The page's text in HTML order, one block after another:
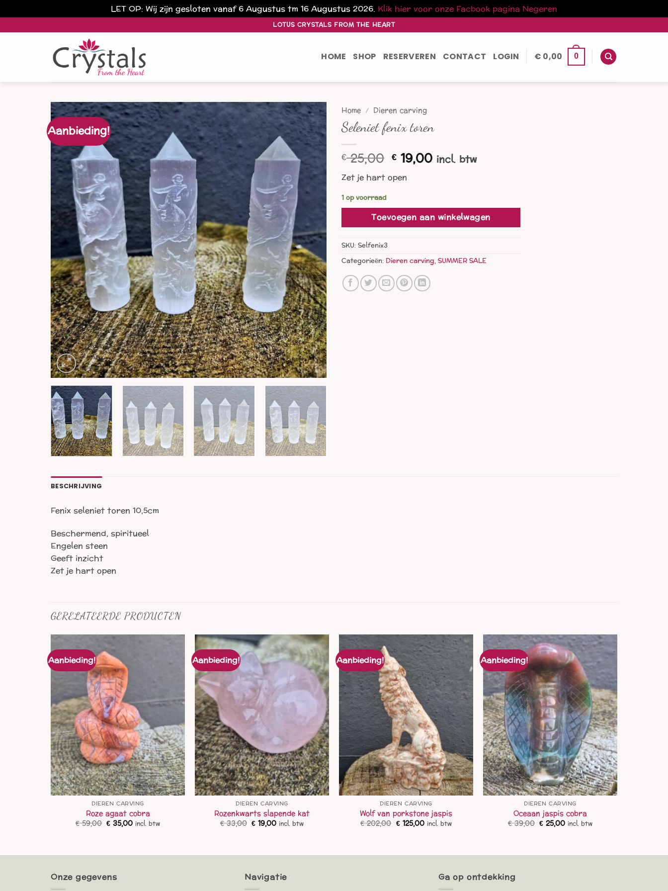
LET OP: Wij zijn gesloten vanaf 6 Augustus tm 16 Augustus 2026. Klik hier voor onze Facbook pagina Negeren
naar
LOTUS CRYSTALS FROM THE HEART
HOME SHOP RESERVEREN CONTACT LOGIN € 0,00 0
Aanbieding!
Home / Dieren carving
Seleniet fenix toren
€25,00 Oorspronkelijke
prijs
was:
€ 19,00Huidige
prijs
incl. btw
Zet je hart open
1 op voorraad
Toevoegen aan winkelwagen
SKU:Selfenix3
Categorieën: Dieren carving,SUMMER SALE
BESCHRIJVING
Fenix seleniet toren 10,5cm
Beschermend, spiritueel
Engelen steen
Geeft inzicht
Zet je hart open
GERELATEERDE PRODUCTEN
Aanbieding!
DIEREN CARVING
Roze agaat cobra
€59,00 Oorspronkelijke
prijs
€35,00Huidige
prijs
incl. btw
Aanbieding!
DIEREN CARVING
Rozenkwarts slapende kat
€33,00 Oorspronkelijke
prijs
€19,00Huidige
prijs
incl. btw
Aanbieding!
DIEREN CARVING
Wolf van porkstone jaspis
€202,00 Oorspronkelijke
prijs
€125,00Huidige
prijs
incl. btw
Aanbieding!
DIEREN CARVING
Oceaan jaspis cobra
€39,00 Oorspronkelijke
prijs
€25,00Huidige
prijs
incl. btw
Onze gegevens Navigatie Ga op ontdekking